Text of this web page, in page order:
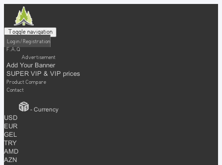
Toggle navigation
Login / Registration
F.A.Q
Advertisement
Add Your Banner
SUPER VIP & VIP prices
Product Compare
Contact
- Currency
USD
EUR
GEL
TRY
AMD
AZN